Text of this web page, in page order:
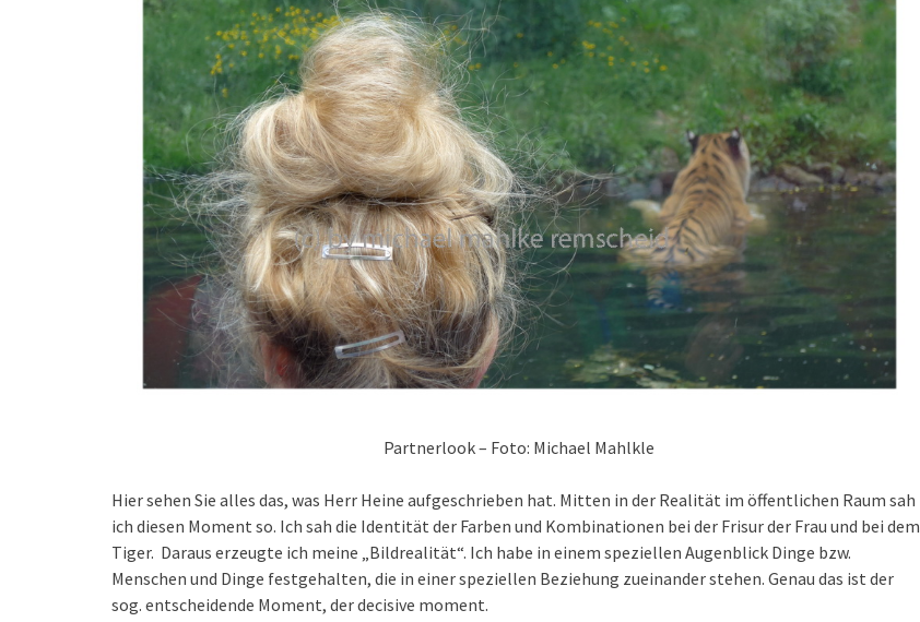
Partnerlook – Foto: Michael Mahlkle
Hier sehen Sie alles das, was Herr Heine aufgeschrieben hat. Mitten in der Realität im öffentlichen Raum sah
ich diesen Moment so. Ich sah die Identität der Farben und Kombinationen bei der Frisur der Frau und bei dem
Tiger. Daraus erzeugte ich meine „Bildrealität“. Ich habe in einem speziellen Augenblick Dinge bzw.
Menschen und Dinge festgehalten, die in einer speziellen Beziehung zueinander stehen. Genau das ist der
sog. entscheidende Moment, der decisive moment.